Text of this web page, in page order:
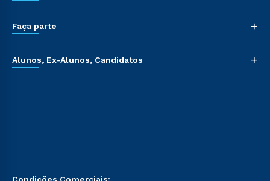
Faça parte +
Alunos, Ex-Alunos, Candidatos +